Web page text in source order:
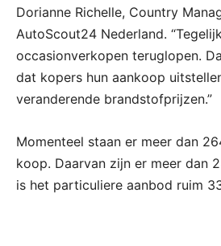
Dorianne Richelle, Country
AutoScout24 Nederland.
occasionverkopen teruglopen.
dat kopers hun aankoop
veranderende brandstofprijzen.”
Momenteel staan er meer dan
koop. Daarvan zijn er meer dan
is het particuliere aanbod ruim